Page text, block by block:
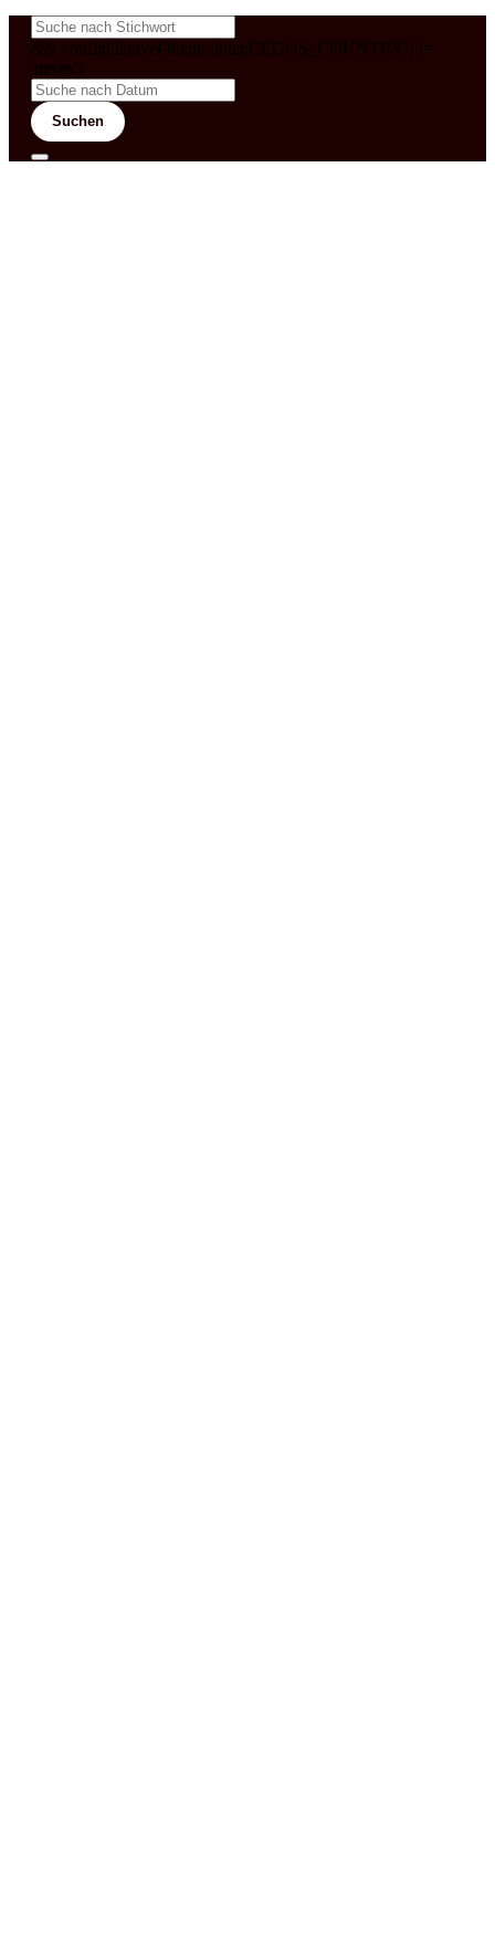
&& config('laravel-theme-inter.CEGOS_COUNTRY') !=
'neves')
Suchen